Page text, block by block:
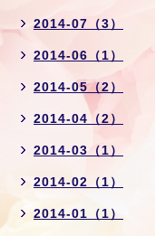
2014-07（3）
2014-06（1）
2014-05（2）
2014-04（2）
2014-03（1）
2014-02（1）
2014-01（1）